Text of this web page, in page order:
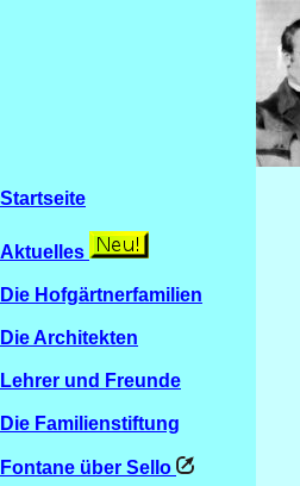
Startseite
Aktuelles
Die Hofgärtnerfamilien
Die Architekten
Lehrer und Freunde
Die Familienstiftung
Fontane über Sello